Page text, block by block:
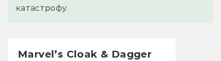
катастрофу.
Marvel’s Cloak & Dagger